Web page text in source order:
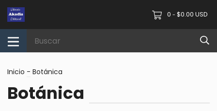
0 - $0.00 USD
Inicio - Botánica
Botánica